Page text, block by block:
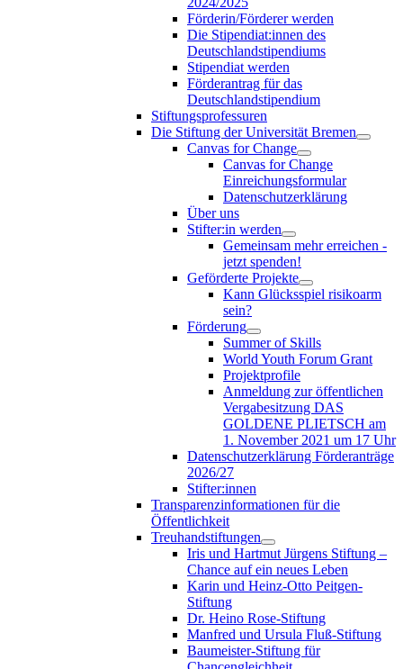
Förderin/Förderer werden
Die Stipendiat:innen des
Deutschlandstipendiums
Stipendiat werden
Förderantrag für das
Deutschlandstipendium
Stiftungsprofessuren
Die Stiftung der Universität Bremen
Canvas for Change
Canvas for Change
Einreichungsformular
Datenschutzerklärung
Über uns
Stifter:in werden
Gemeinsam mehr erreichen -
jetzt spenden!
Geförderte Projekte
Kann Glücksspiel risikoarm
sein?
Förderung
Summer of Skills
World Youth Forum Grant
Projektprofile
Anmeldung zur öffentlichen
Vergabesitzung DAS
GOLDENE PLIETSCH am
1. November 2021 um 17 Uhr
Datenschutzerklärung Förderanträge
2026/27
Stifter:innen
Transparenzinformationen für die
Öffentlichkeit
Treuhandstiftungen
Iris und Hartmut Jürgens Stiftung –
Chance auf ein neues Leben
Karin und Heinz-Otto Peitgen-
Stiftung
Dr. Heino Rose-Stiftung
Manfred und Ursula Fluß-Stiftung
Baumeister-Stiftung für